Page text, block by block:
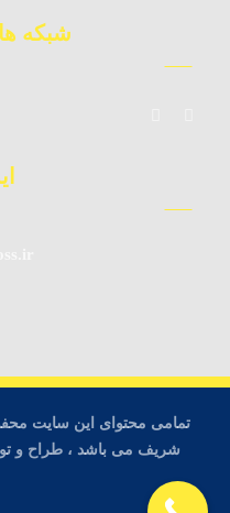
شبکه
تمامی محتوای این سایت
شریف می باشد ، طراح و